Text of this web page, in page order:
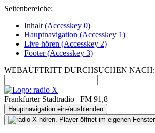
Seitenbereiche:
Inhalt (Accesskey 0)
Hauptnavigation (Accesskey 1)
Live hören (Accesskey 2)
Footer(Accesskey 3)
WEBAUFTRITT DURCHSUCHEN NACH:
Frankfurter Stadtradio | FM 91,8
Hauptnavigation ein-/ausblenden